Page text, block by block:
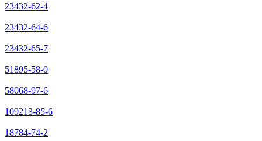
23432-62-4
23432-64-6
23432-65-7
51895-58-0
58068-97-6
109213-85-6
18784-74-2